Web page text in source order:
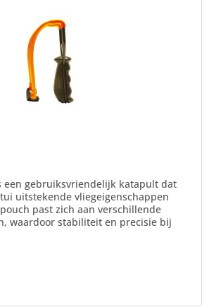
een gebruiksvriendelijk katapult dat
uitstekende vliegeigenschappen
past zich aan verschillende
waardoor stabiliteit en precisie bij